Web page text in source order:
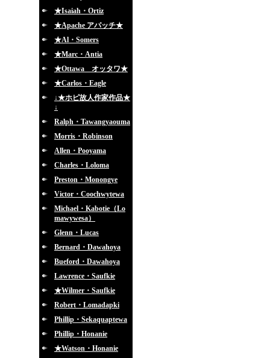
★Isaiah・Ortiz
★Apache アパッチ★
★Al・Somers
★Marc・Antia
★Ottawa オッタワ★
★Carlos・Eagle
↓★ホピ故人作家作品★
↓
Ralph・Tawangyaouma
Morris・Robinson
Allen・Pooyama
Charles・Loloma
Preston・Monongye
Victor・Coochwytewa
Michael・Kabotie（Lo
mawywesa）
Glenn・Lucas
Bernard・Dawahoya
Bueford・Dawahoya
Lawrence・Saufkie
★Wilmer・Saufkie
Robert・Lomadapki
Phillip・Sekaquaptewa
Phillip・Honanie
★Watson・Honanie